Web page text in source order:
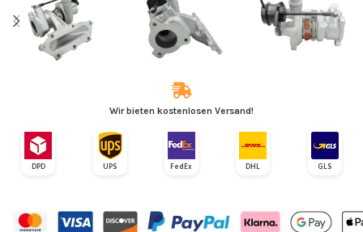
Wir bieten kostenlosen Versand!
DPD UPS FedEx DHL GLS